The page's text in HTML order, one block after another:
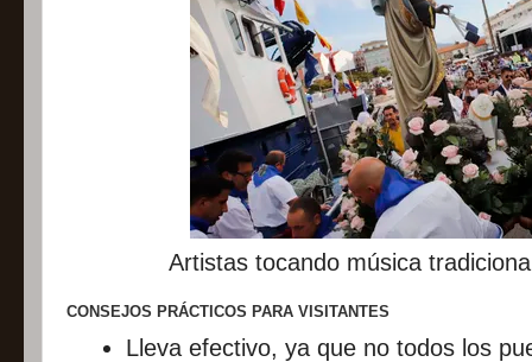
Artistas tocando música
CONSEJOS PRÁCTICOS PARA VISITANTES
Lleva efectivo, ya que no todos los